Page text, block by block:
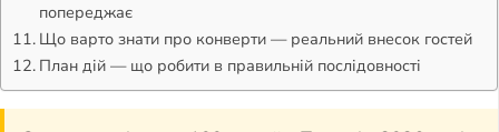
попереджає
Що варто знати про конверти — реальний внесок гостей
План дій — що робити в правильній послідовності